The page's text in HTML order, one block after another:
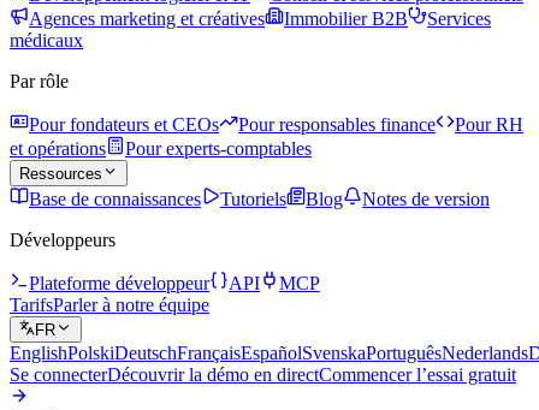
Agences marketing et créatives
Immobilier B2B
Services
médicaux
Par rôle
Pour fondateurs et CEOs Pour responsables finance
Pour RH
et opérations
Pour experts-comptables
Ressources
Base de connaissances Tutoriels Blog
Notes de version
Développeurs
Plateforme développeur API
MCP
TarifsParler à notre équipe
FR
EnglishPolskiDeutschFrançaisEspañolSvenskaPortuguêsNederlands
Se connecterDécouvrir la démo en directCommencer l’essai gratuit